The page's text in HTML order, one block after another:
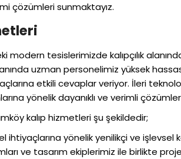
çözümleri sunmaktayız.
modern tesislerimizde kalıpçılık
uzman personelimiz yüksek
etkili cevaplar veriyor. İleri
yönelik dayanıklı ve verimli
kalıp hizmetleri şu şekildedir;
ihtiyaçlarına yönelik yenilikçi ve işlevsel
ve tasarım ekiplerimiz ile birlikte